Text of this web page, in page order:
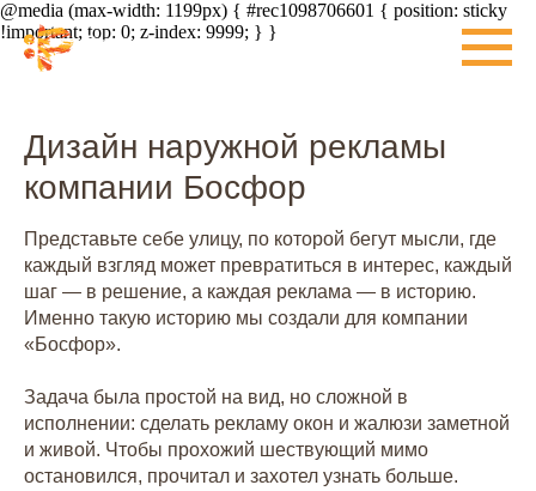
@media (max-width: 1199px) { #rec1098706601 { position: sticky
!important; top: 0; z-index: 9999; } }
Дизайн наружной рекламы
компании Босфор
Представьте себе улицу, по которой бегут мысли, где
каждый взгляд может превратиться в интерес, каждый
шаг — в решение, а каждая реклама — в историю.
Именно такую историю мы создали для компании
«Босфор».
Задача была простой на вид, но сложной в
исполнении: сделать рекламу окон и жалюзи заметной
и живой. Чтобы прохожий шествующий мимо
остановился, прочитал и захотел узнать больше.